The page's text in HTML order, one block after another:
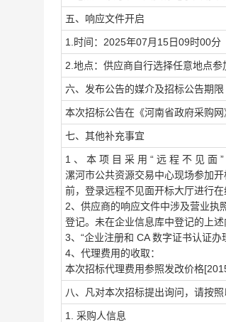
五、响应文件开启
1.时间：2025年07月15日09时00分
2.地点：供应商自行选择任意地点参
六、发布公告的媒介及招标公告期限
本次招标公告在《河南省政府采购
七、其他补充事宜
1 、 本 项 目 采 用 “ 远 程 不 见 面
漯河市公共资源交易中心现场参加
前，登录远程不见面开标大厅进行
2、供应商的响应文件中涉及营业执
登记。未在企业信息库中登记的上
3、“企业注册和 CA 数字证书认证
4、代理费用的收取：
本次招标代理费用参照发改价格
八、凡对本次招标提出询问，请按
1. 采购人信息